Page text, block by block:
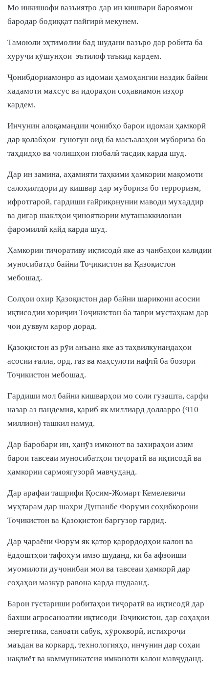
Мо инкишофи вазъиятро дар ин кишвари бароямон
бародар бодиққат пайгирӣ мекунем.
Тамоюли эҳтимолии бад шудани вазъро дар робита ба
хуруҷи қӯшунҳои эътилоф таъкид кардем.
Ҷонибдориамонро аз идомаи ҳамоҳангии наздик байни
хадамоти махсус ва идораҳои соҳавиамон изҳор
кардем.
Инчунин алоқамандии ҷонибҳо барои идомаи ҳамкорӣ
дар қолабҳои гуногун оид ба масъалаҳои мубориза бо
таҳдидҳо ва чолишҳои глобалӣ тасдиқ карда шуд.
Дар ин замина, аҳамияти таҳкими ҳамкории мақомоти
салоҳиятдори ду кишвар дар мубориза бо терроризм,
ифротгароӣ, гардиши ғайриқонунии маводи мухаддир
ва дигар шаклҳои ҷинояткории муташаккилонаи
фаромиллӣ қайд карда шуд.
Ҳамкории тиҷоративу иқтисодӣ яке аз ҷанбаҳои калидии
муносибатҳо байни Тоҷикистон ва Қазоқистон
мебошад.
Солҳои охир Қазоқистон дар байни шарикони асосии
иқтисодии хориҷии Тоҷикистон ба таври мустаҳкам дар
ҷои дуввум қарор дорад.
Қазоқистон аз рӯи анъана яке аз таҳвилкунандаҳои
асосии ғалла, орд, газ ва маҳсулоти нафтӣ ба бозори
Тоҷикистон мебошад.
Гардиши мол байни кишварҳои мо соли гузашта, сарфи
назар аз пандемия, қариб як миллиард долларро (910
миллион) ташкил намуд.
Дар баробари ин, ҳанӯз имконот ва захираҳои азим
барои тавсеаи муносибатҳои тиҷоратӣ ва иқтисодӣ ва
ҳамкории сармоягузорӣ мавҷуданд.
Дар арафаи ташрифи Қосим-Жомарт Кемелевичи
муҳтарам дар шаҳри Душанбе Форуми соҳибкорони
Тоҷикистон ва Қазоқистон баргузор гардид.
Дар ҷараёни Форум як қатор қарордодҳои калон ва
ёддоштҳои тафоҳум имзо шуданд, ки ба афзоиши
муомилоти дуҷонибаи мол ва тавсеаи ҳамкорӣ дар
соҳаҳои мазкур равона карда шудаанд.
Барои густариши робитаҳои тиҷоратӣ ва иқтисодӣ дар
бахши агросаноатии иқтисоди Тоҷикистон, дар соҳаҳои
энергетика, саноати сабук, хӯрокворӣ, истихроҷи
маъдан ва коркард, технологияҳо, инчунин дар соҳаи
нақлиёт ва коммуникатсия имконоти калон мавҷуданд.